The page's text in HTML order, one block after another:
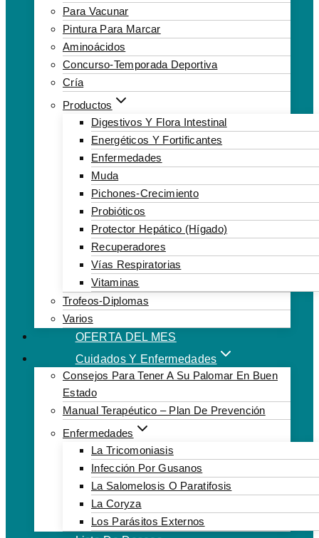
Para Vacunar
Pintura Para Marcar
Aminoácidos
Concurso-Temporada Deportiva
Cría
Productos
Digestivos Y Flora Intestinal
Energéticos Y Fortificantes
Enfermedades
Muda
Pichones-Crecimiento
Probióticos
Protector Hepático (hígado)
Recuperadores
Vías Respiratorias
Vitaminas
Trofeos-Diplomas
Varios
OFERTA DEL MES
Cuidados Y Enfermedades
Consejos Para Tener A Su Palomar En Buen
Estado
Manual Terapéutico – Plan De Prevención
Enfermedades
La Tricomoniasis
Infección Por Gusanos
La Salomelosis O Paratifosis
La Coryza
Los Parásitos Externos